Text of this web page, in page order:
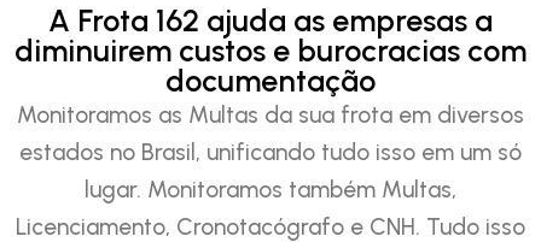
A Frota 162 ajuda as empresas a
diminuirem custos e burocracias com
documentação
Monitoramos as Multas da sua frota em diversos
estados no Brasil, unificando tudo isso em um só
lugar. Monitoramos também Multas,
Licenciamento, Cronotacógrafo e CNH. Tudo isso